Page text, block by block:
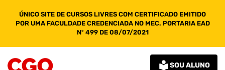
ÚNICO SITE DE CURSOS LIVRES COM CERTIFICADO EMITIDO
POR UMA FACULDADE CREDENCIADA NO MEC. PORTARIA EAD
Nº 499 DE 08/07/2021
SOU ALUNO